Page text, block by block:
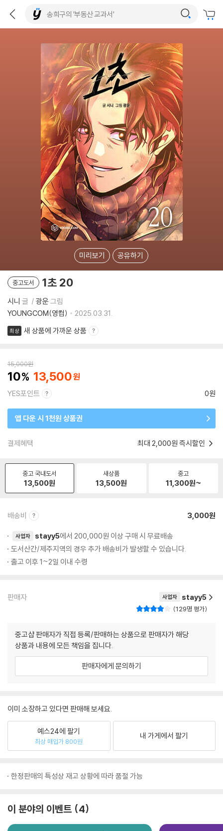
미리보기 공유하기
중고도서 1초 20
시니 글 광운 그림
YOUNGCOM(영컴)
2025.03.31.
최상 새 상품에 가까운 상품
15,000원
10 13,500
YES포인트 0원
앱 다운 시 1천원 상품권
결제혜택 최대 2,000원 즉시할인
중고 국내도서
13,500원
새상품
13,500원
중고
11,300원~
배송비 3,000원
사업자 stayy5에서 200,000원 이상 구매 시 무료배송
도서산간/제주지역의 경우 추가 배송비가 발생할 수 있습니다.
출고 이후 1~2일 이내 수령
판매자 사업자 stayy5
129명 평가
중고샵 판매자가 직접 등록/판매하는 상품으로 판매자가 해당
상품과 내용에 모든 책임을 집니다.
판매자에게 문의하기
이미 소장하고 있다면 판매해 보세요.
예스24에 팔기
최상 매입가 800원
내 가게에서 팔기
한정판매의 특성상 재고 상황에 따라 품절 가능
이 분야의 이벤트 4